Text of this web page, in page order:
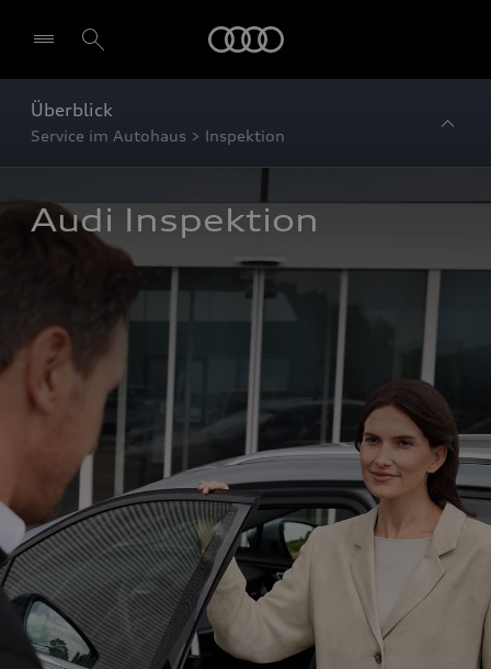
Überblick
Service im Autohaus > Inspektion
Audi Inspektion